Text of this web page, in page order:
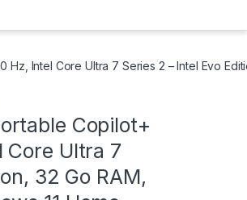
Hz, Intel Core Ultra 7 Series 2 – Intel Evo
Copilot+
Core Ultra 7
32 Go RAM,